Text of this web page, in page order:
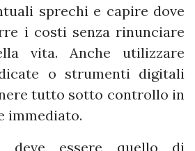
sprechi e capire dove
i costi senza rinunciare
vita. Anche utilizzare
o strumenti digitali
tutto sotto controllo in
immediato.
deve essere quello di